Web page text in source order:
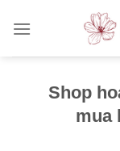
Shop
mua